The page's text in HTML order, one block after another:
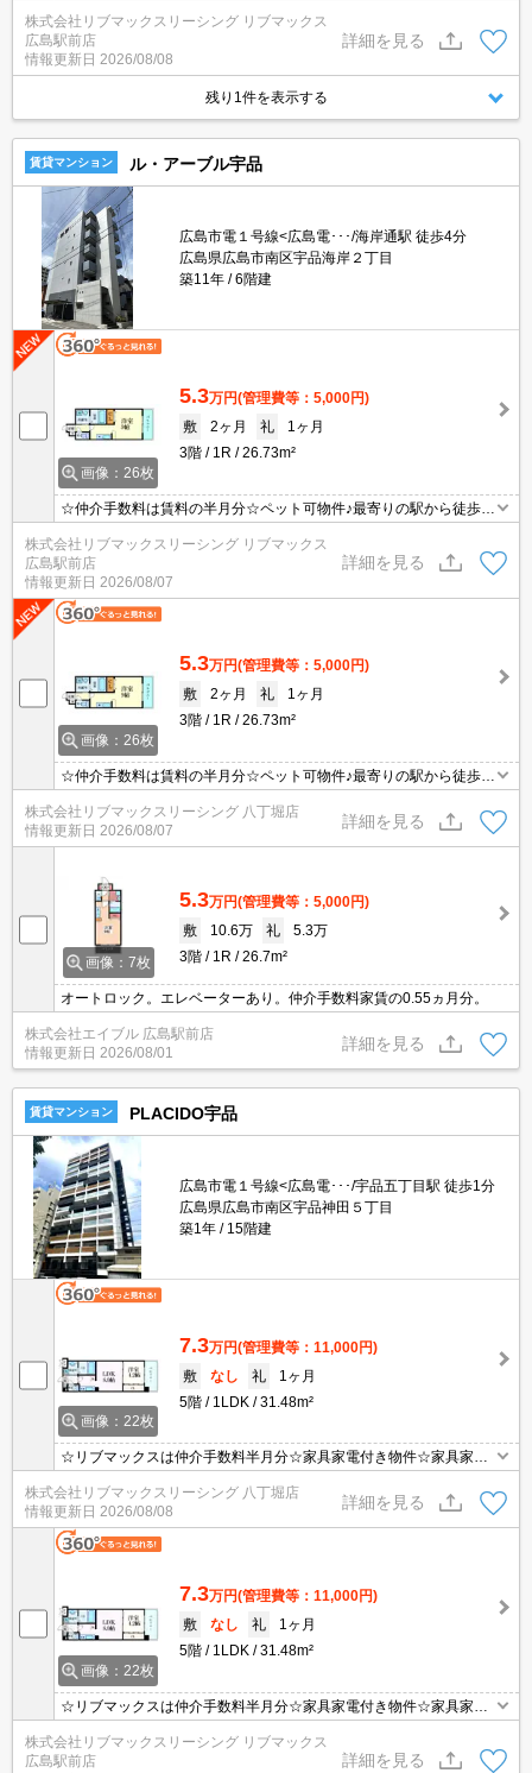
ニター付きオートロックで防犯面も安心☆近隣にスーパーやコンビ
ニがあり住環境良好です☆彡
株式会社リブマックスリーシング リブマックス
広島駅前店
情報更新日 2026/08/08
詳細を見る
残り1件を表示する
賃貸マンション ル・アーブル宇品
広島市電１号線<広島電･･･/海岸通駅 徒歩4分
広島県広島市南区宇品海岸２丁目
築11年
6階建
画像：26枚
5.3万円(管理費等：5,000円)
敷
2ヶ月 礼
1ヶ月
3階
1R 26.73m²
☆仲介手数料は賃料の半月分☆ペット可物件♪最寄りの駅から徒歩4
分♪オートロック完備でセキュリティーは安心♪不在時にも安心の宅
配BOXあり☆近くにスーパーやコンビニがありますのでお買い物ら
くらく♪
株式会社リブマックスリーシング リブマックス
広島駅前店
情報更新日 2026/08/07
詳細を見る
画像：26枚
5.3万円(管理費等：5,000円)
敷
2ヶ月 礼
1ヶ月
3階
1R 26.73m²
☆仲介手数料は賃料の半月分☆ペット可物件♪最寄りの駅から徒歩4
分♪オートロック完備でセキュリティーは安心♪不在時にも安心の宅
配BOXあり☆近くにスーパーやコンビニがありますのでお買い物ら
くらく♪
株式会社リブマックスリーシング 八丁堀店
情報更新日 2026/08/07
詳細を見る
画像：7枚
5.3万円(管理費等：5,000円)
敷
10.6万 礼
5.3万
3階
1R 26.7m²
オートロック。エレベーターあり。仲介手数料家賃の0.55ヵ月分。
株式会社エイブル 広島駅前店
情報更新日 2026/08/01
詳細を見る
賃貸マンション PLACIDO宇品
広島市電１号線<広島電･･･/宇品五丁目駅 徒歩1分
広島県広島市南区宇品神田５丁目
築1年
15階建
画像：22枚
7.3万円(管理費等：11,000円)
敷
なし 礼
1ヶ月
5階
1LDK 31.48m²
☆リブマックスは仲介手数料半月分☆家具家電付き物件☆家具家電
簡単ネット接続☆テレビ、洗濯機、冷蔵庫、ベッド、ベッドマッ
ト、電子レンジ、ケトル、机、イス、掃除機、ドライヤー、カーテ
ン付き☆
株式会社リブマックスリーシング 八丁堀店
情報更新日 2026/08/08
詳細を見る
画像：22枚
7.3万円(管理費等：11,000円)
敷
なし 礼
1ヶ月
5階
1LDK 31.48m²
☆リブマックスは仲介手数料半月分☆家具家電付き物件☆家具家電
購入の手間や費用が抑えられます☆全室50GBモバイルWiFi付きで
簡単ネット接続☆テレビ、洗濯機、冷蔵庫、ベッド、ベッドマッ
ト、電子レンジ、ケトル、机、イス、掃除機、ドライヤー、カーテ
株式会社リブマックスリーシング リブマックス
広島駅前店
詳細を見る